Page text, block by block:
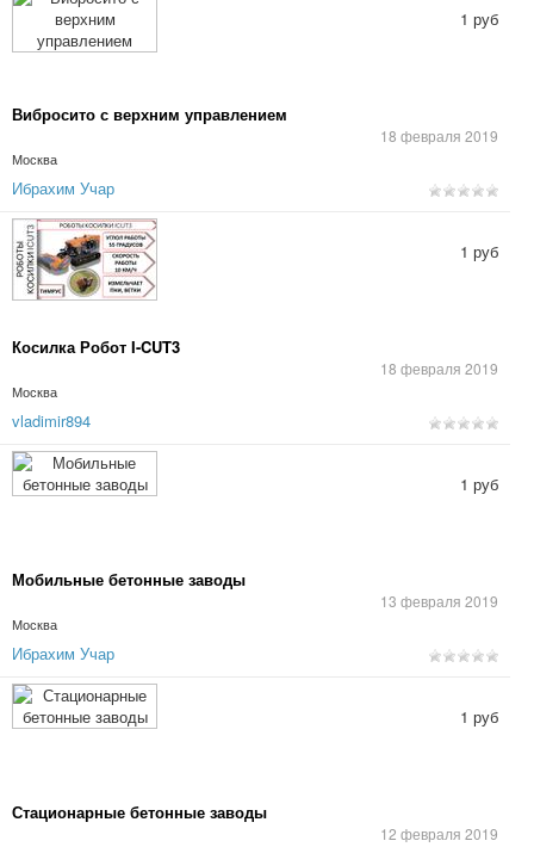
Вибросито с верхним управлением
18 февраля 2019
Москва
1 руб
Ибрахим Учар
Косилка Робот I-CUT3
18 февраля 2019
Москва
1 руб
vladimir894
Мобильные бетонные заводы
13 февраля 2019
Москва
1 руб
Ибрахим Учар
Стационарные бетонные заводы
12 февраля 2019
1 руб